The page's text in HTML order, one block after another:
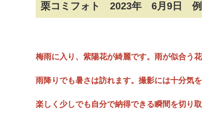
栗コミフォト 2023年 6月9日
梅雨に入り、紫陽花が綺麗です。雨が似合う
雨降りでも暑さは訪れます。撮影には十分気
楽しく少しでも自分で納得できる瞬間を切り